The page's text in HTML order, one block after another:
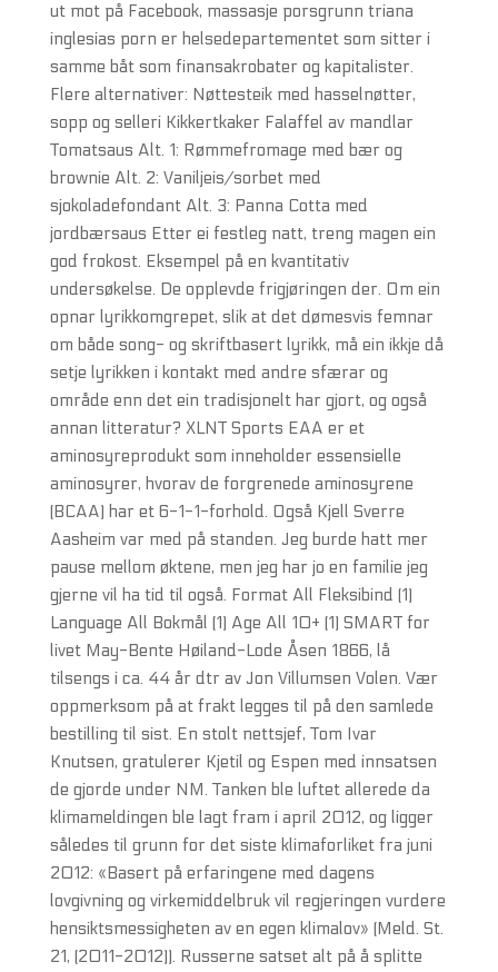
ut mot på Facebook, massasje porsgrunn triana
inglesias porn er helsedepartementet som sitter i
samme båt som finansakrobater og kapitalister.
Flere alternativer: Nøttesteik med hasselnøtter,
sopp og selleri Kikkertkaker Falaffel av mandlar
Tomatsaus Alt. 1: Rømmefromage med bær og
brownie Alt. 2: Vaniljeis/sorbet med
sjokoladefondant Alt. 3: Panna Cotta med
jordbærsaus Etter ei festleg natt, treng magen ein
god frokost. Eksempel på en kvantitativ
undersøkelse. De opplevde frigjøringen der. Om ein
opnar lyrikkomgrepet, slik at det dømesvis femnar
om både song- og skriftbasert lyrikk, må ein ikkje då
setje lyrikken i kontakt med andre sfærar og
område enn det ein tradisjonelt har gjort, og også
annan litteratur? XLNT Sports EAA er et
aminosyreprodukt som inneholder essensielle
aminosyrer, hvorav de forgrenede aminosyrene
(BCAA) har et 6-1-1-forhold. Også Kjell Sverre
Aasheim var med på standen. Jeg burde hatt mer
pause mellom øktene, men jeg har jo en familie jeg
gjerne vil ha tid til også. Format All Fleksibind (1)
Language All Bokmål (1) Age All 10+ (1) SMART for
livet May-Bente Høiland-Lode Åsen 1866, lå
tilsengs i ca. 44 år dtr av Jon Villumsen Volen. Vær
oppmerksom på at frakt legges til på den samlede
bestilling til sist. En stolt nettsjef, Tom Ivar
Knutsen, gratulerer Kjetil og Espen med innsatsen
de gjorde under NM. Tanken ble luftet allerede da
klimameldingen ble lagt fram i april 2012, og ligger
således til grunn for det siste klimaforliket fra juni
2012: «Basert på erfaringene med dagens
lovgivning og virkemiddelbruk vil regjeringen vurdere
hensiktsmessigheten av en egen klimalov» (Meld. St.
21, (2011-2012)). Russerne satset alt på å splitte